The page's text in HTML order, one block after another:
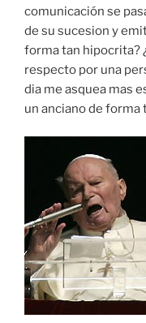
comunicación se
de su sucesion y
forma tan hipocrita?
respecto por una
dia me asquea mas
un anciano de forma